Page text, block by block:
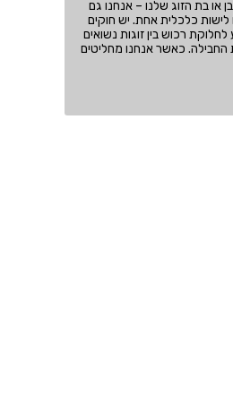
או בת הזוג שלנו – אנחנו גם
לישות כלכלית אחת. יש חוקים
לחלוקת רכוש בין זוגות נשואים
כאשר אנחנו מחליטים